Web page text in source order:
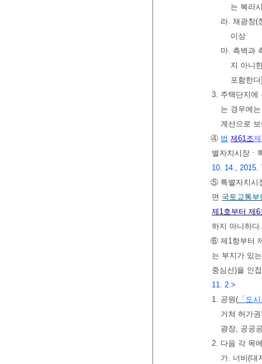
는 복리
라. 채광창(
이상
마. 측벽과
지 아니
포함한
3. 주택단지에
는 경우에
계선으로
④ 법 제61조
별자치시장ㆍ
10. 14., 2015.
⑤ 특별자치시
면 국토교통부
제1호부터 제6
하지 아니하
⑥ 제1항부터
는 부지가 있
중심선)을 인
11. 2.>
1. 공원( 「도
거쳐 허가
광장, 공공
2. 다음 각 목
가. 너비(대